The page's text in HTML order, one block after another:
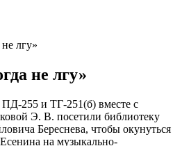
лгу»
не лгу»
ПД-255 и ТГ-251(б) вместе с
Э. В. посетили библиотеку
Береснева, чтобы окунуться
на музыкально-